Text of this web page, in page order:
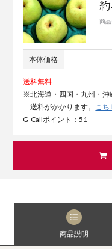
商
本体価格
送料無料
※北海道・四国・九州・沖
送料がかかります。 こち
G-Callポイント：51
商品説明